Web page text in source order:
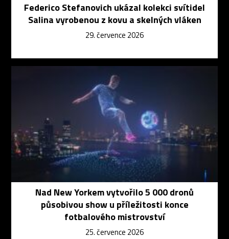
Federico Stefanovich ukázal kolekci svítidel
Salina vyrobenou z kovu a skelných vláken
29. července 2026
Nad New Yorkem vytvořilo 5 000 dronů
působivou show u příležitosti konce
fotbalového mistrovství
25. července 2026